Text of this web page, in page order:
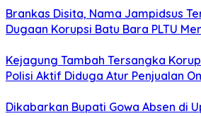
Brankas Disita, Nama Jampidsus
Dugaan Korupsi Batu Bara PLTU
Kejagung Tambah Tersangka
Polisi Aktif Diduga Atur Penjualan
Dikabarkan Bupati Gowa Absen di